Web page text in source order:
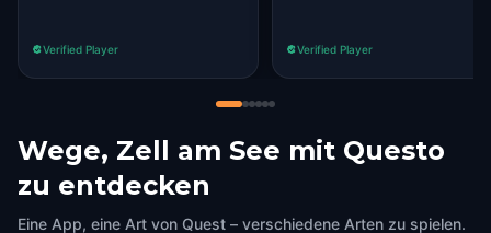
Verified Player Verified Player
Wege, Zell am See mit Questo
zu entdecken
Eine App, eine Art von Quest – verschiedene Arten zu spielen.